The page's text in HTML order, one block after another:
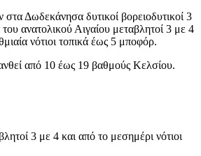
Δωδεκάνησα δυτικοί βορειοδυτικοί 3
ανατολικού Αιγαίου μεταβλητοί 3 με 4
νότιοι τοπικά έως 5 μποφόρ.
από 10 έως 19 βαθμούς Κελσίου.
3 με 4 και από το μεσημέρι νότιοι